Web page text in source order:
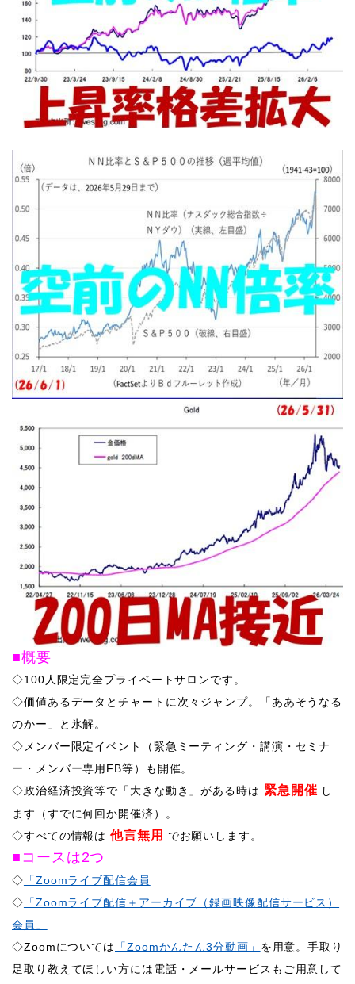
■概要
◇100人限定完全プライベートサロンです。
◇価値あるデータとチャートに次々ジャンプ。「ああそうなる
のかー」と氷解。
◇メンバー限定イベント（緊急ミーティング・講演・セミナ
ー・メンバー専用FB等）も開催。
​◇政治経済投資等で「大きな動き」がある時は 緊急開催 し
ます（すでに何回か開催済）。
◇すべての情報は他言無用 でお願いします。
■コースは2つ
◇ 「Zoomライブ配信会員
◇ 「Zoomライブ配信＋アーカイブ（録画映像配信サービス）
会員」
◇Zoomについては
「Zoomかんたん3分動画」 を用意。手取り
足取り教えてほしい方には電話・メールサービスもご用意して